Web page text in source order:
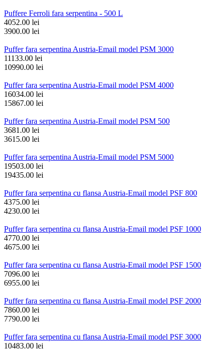
Puffere Ferroli fara serpentina - 500 L
4052.00 lei
3900.00 lei
Puffer fara serpentina Austria-Email model PSM 3000
11133.00 lei
10990.00 lei
Puffer fara serpentina Austria-Email model PSM 4000
16034.00 lei
15867.00 lei
Puffer fara serpentina Austria-Email model PSM 500
3681.00 lei
3615.00 lei
Puffer fara serpentina Austria-Email model PSM 5000
19503.00 lei
19435.00 lei
Puffer fara serpentina cu flansa Austria-Email model PSF 800
4375.00 lei
4230.00 lei
Puffer fara serpentina cu flansa Austria-Email model PSF 1000
4770.00 lei
4675.00 lei
Puffer fara serpentina cu flansa Austria-Email model PSF 1500
7096.00 lei
6955.00 lei
Puffer fara serpentina cu flansa Austria-Email model PSF 2000
7860.00 lei
7790.00 lei
Puffer fara serpentina cu flansa Austria-Email model PSF 3000
10483.00 lei